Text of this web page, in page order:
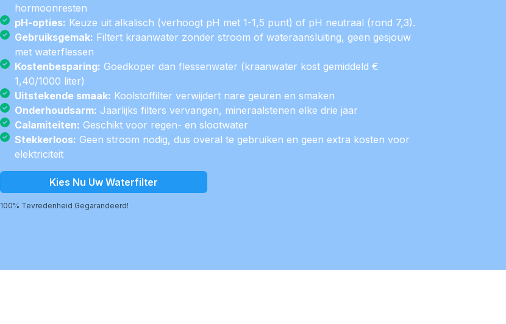
hormoonresten
pH-opties: Keuze uit alkalisch (verhoogt pH met 1-1,5 punt) of pH neutraal (rond 7,3).
Gebruiksgemak: Filtert kraanwater zonder stroom of wateraansluiting, geen gesjouw
met waterflessen
Kostenbesparing: Goedkoper dan flessenwater (kraanwater kost gemiddeld €
1,40/1000 liter)
Uitstekende smaak: Koolstoffilter verwijdert nare geuren en smaken
Onderhoudsarm: Jaarlijks filters vervangen, mineraalstenen elke drie jaar
Calamiteiten: Geschikt voor regen- en slootwater
Stekkerloos: Geen stroom nodig, dus overal te gebruiken en geen extra kosten voor
elektriciteit
Kies Nu Uw Waterfilter
100% Tevredenheid Gegarandeerd!